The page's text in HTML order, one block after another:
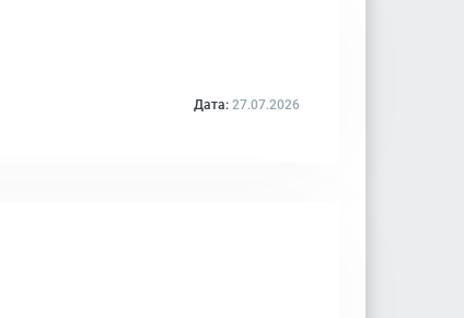
Дата: 27.07.2026